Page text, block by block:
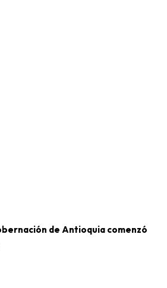
de Antioquia comenzó